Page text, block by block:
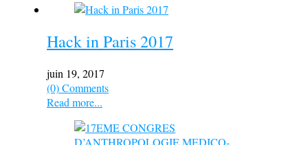
Hack in Paris 2017
juin 19, 2017
(0) Comments
Read more...